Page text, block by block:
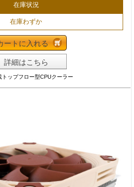
在庫状況
在庫わずか
ートに入れる
詳細はこちら
ップフロー型CPUクーラー